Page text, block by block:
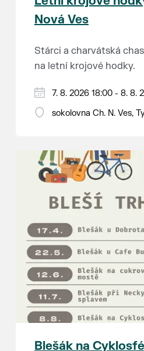
Nová Ves
Stárci a charvátská
na letní krojové hodky.
PÁTEK 7. srpna
18:00 - ruční stavění
14:00 - krojový průvod
hostince “U Buvola”
16:00 - odpolední
21:00 - večerní zábava
K tanci a poslechu bude
Lanžhotčané.
Těšíme se na Vás!
7. 8. 2026 18:00 - 8. 8.
sokolovna Ch. N. Ves,
Blešák na